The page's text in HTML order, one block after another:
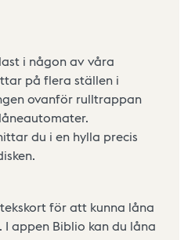
i någon av våra
på flera ställen i
ovanför rulltrappan
du i en hylla precis
för att kunna låna
I appen Biblio kan du låna